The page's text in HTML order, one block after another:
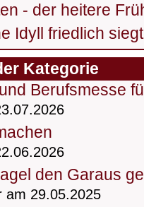
- der heitere
Idyll friedlich
Kategorie
Berufsmesse
den Garaus
am 29.05.2025